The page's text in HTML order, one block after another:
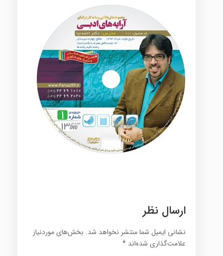
ارسال نظر
نشانی ایمیل شما منتشر نخواهد شد. بخش‌های موردنیاز
علامت‌گذاری شده‌اند *